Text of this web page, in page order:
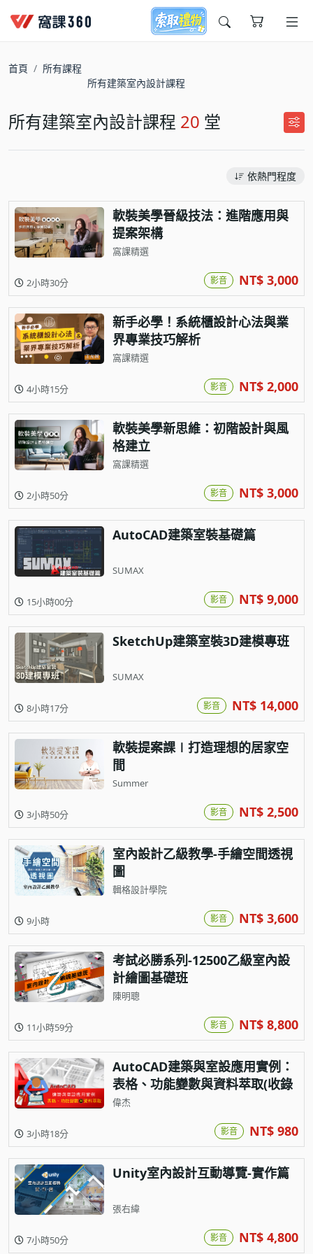
今天想要學什麼?
首頁
所有課程
所有建築室內設計課程
所有建築室內設計課程 20 堂
依熱門程度
軟裝美學晉級技法：進階應用與
提案架構
窩課精選
2小時30分 影音 NT$ 3,000
新手必學！系統櫃設計心法與業
界專業技巧解析
窩課精選
4小時15分 影音 NT$ 2,000
軟裝美學新思維：初階設計與風
格建立
窩課精選
2小時50分 影音 NT$ 3,000
AutoCAD建築室裝基礎篇
SUMAX
15小時00分 影音 NT$ 9,000
SketchUp建築室裝3D建模專班
SUMAX
8小時17分 影音 NT$ 14,000
軟裝提案課∣打造理想的居家空
間
Summer
3小時50分 影音 NT$ 2,500
室內設計乙級教學-手繪空間透視
圖
輯格設計學院
9小時 影音 NT$ 3,600
考試必勝系列-12500乙級室內設
計繪圖基礎班
陳明聰
11小時59分 影音 NT$ 8,800
AutoCAD建築與室設應用實例：
表格、功能變數與資料萃取(收錄
超實用測量小程式)
偉杰
3小時18分 影音 NT$ 980
Unity室內設計互動導覽-實作篇
張右緯
7小時50分 影音 NT$ 4,800